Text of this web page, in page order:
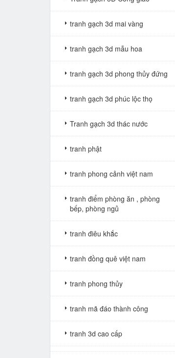
tranh gạch 3d mai vàng
tranh gạch 3d mẫu hoa
tranh gạch 3d phong thủy đứng
tranh gạch 3d phúc lộc thọ
Tranh gạch 3d thác nước
tranh phật
tranh phong cảnh việt nam
tranh điểm phòng ăn , phòng
bếp, phòng ngủ
tranh điêu khắc
tranh đồng quê việt nam
tranh phong thủy
tranh mã đáo thành công
tranh 3d cao cấp